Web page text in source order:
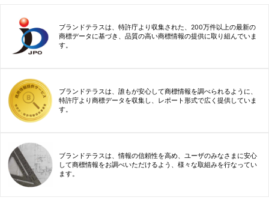
ブランドテラスは、特許庁より収集された、200万件以上の最新の
商標データに基づき、品質の高い商標情報の提供に取り組んでいま
す。
ブランドテラスは、誰もが安心して商標情報を調べられるように、
特許庁より商標データを収集し、レポート形式で広く提供していま
す。
ブランドテラスは、情報の信頼性を高め、ユーザのみなさまに安心
して商標情報をお調べいただけるよう、様々な取組みを行なってい
ます。